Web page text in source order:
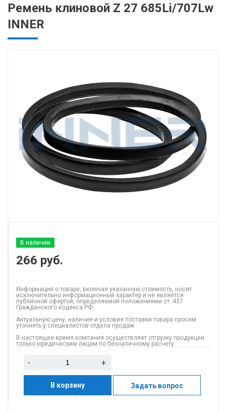
Ремень клиновой Z 27 685Li/707Lw
INNER
В наличии
266 руб.
Информация о товаре, включая указанную стоимость, носит
исключительно информационный характер и не является
публичной офертой, определяемой положениями ст. 437
Гражданского кодекса РФ.
Актуальную цену, наличие и условия поставки товара просим
уточнять у специалистов отдела продаж.
В настоящее время компания осуществляет отгрузку продукции
только юридическим лицам по безналичному расчету.
- +
В корзину Задать вопрос